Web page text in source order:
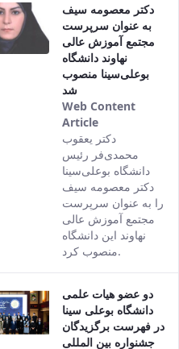
دکتر معصومه سیف
به عنوان سرپرست
مجتمع آموزش عالی
نهاوند دانشگاه
بوعلی‌سینا منصوب
شد
Web Content
Article
This result
comes from
the Persian
version of
this content.
دکتر یعقوب
محمدی‌فر رئیس
دانشگاه بوعلی‌سینا
دکتر معصومه سیف
را به عنوان سرپرست
مجتمع آموزش عالی
نهاوند این دانشگاه
منصوب کرد.
دو عضو هیات علمی
دانشگاه بوعلی سینا
در فهرست برگزیدگان
جشنواره بین المللی